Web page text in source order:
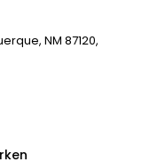
NM 87120,